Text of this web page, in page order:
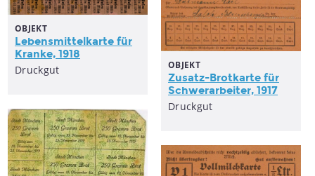
OBJEKT
Lebensmittelkarte für
Kranke, 1918
Druckgut OBJEKT
Zusatz-Brotkarte für
Schwerarbeiter, 1917
Druckgut